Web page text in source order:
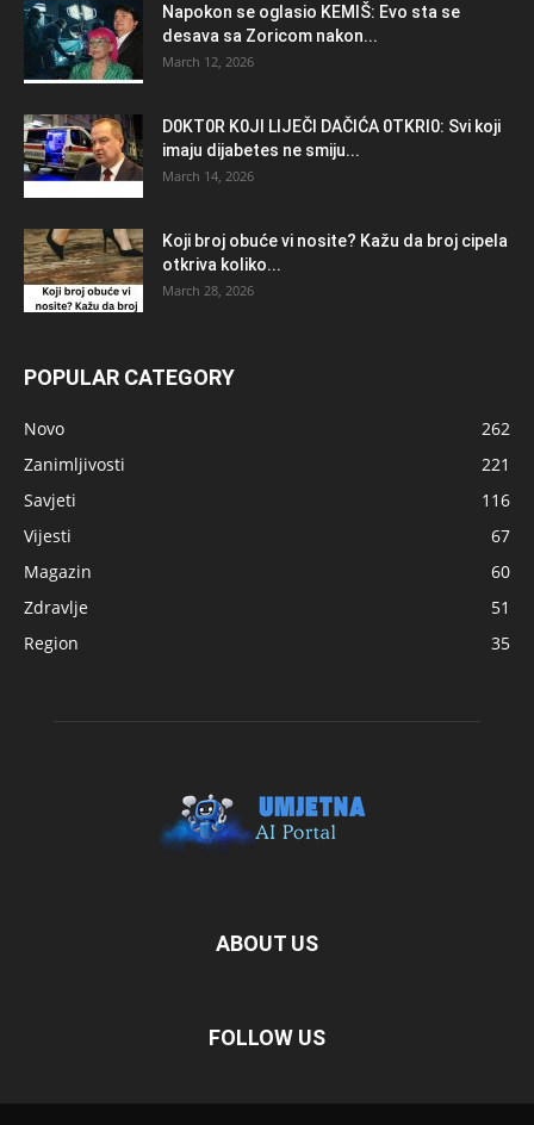
Napokon se oglasio KEMlŠ: Evo sta se
desava sa Zoricom nakon...
March 12, 2026
D0KT0R K0Jl LlJEČl DAČlĆA 0TKRl0: Svi koji
imaju dijabetes ne smiju...
March 14, 2026
Koji broj obuće vi nosite? Kažu da broj cipela
otkriva koliko...
March 28, 2026
POPULAR CATEGORY
Novo
262
Zanimljivosti
221
Savjeti
116
Vijesti
67
Magazin
60
Zdravlje
51
Region
35
ABOUT US
FOLLOW US